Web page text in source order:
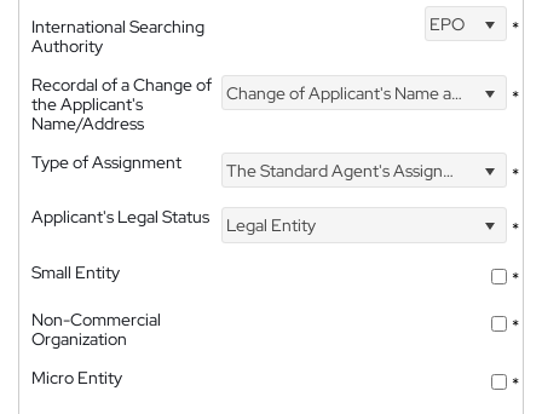
International Searching
Authority
EPO *
Recordal of a Change of
the Applicant's
Name/Address
Change of Applicant's Name and Address *
Type of Assignment The Standard Agent's Assignment
*
Applicant's Legal Status
Legal Entity
*
Small Entity
*
Non-Commercial
Organization
*
Micro Entity
*